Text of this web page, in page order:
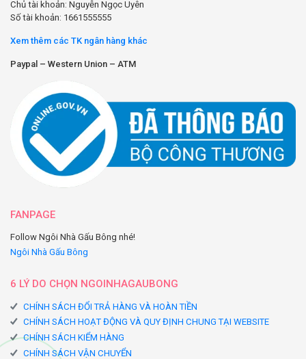
Chủ tài khoản: Nguyễn Ngọc Uyên
Số tài khoản: 1661555555
Xem thêm các TK ngân hàng khác
Paypal – Western Union – ATM
FANPAGE
Follow Ngôi Nhà Gấu Bông nhé!
Ngôi Nhà Gấu Bông
6 LÝ DO CHỌN NGOINHAGAUBONG
CHÍNH SÁCH ĐỔI TRẢ HÀNG VÀ HOÀN TIỀN
CHÍNH SÁCH HOẠT ĐỘNG VÀ QUY ĐỊNH CHUNG TẠI WEBSITE
CHÍNH SÁCH KIỂM HÀNG
CHÍNH SÁCH VẬN CHUYỂN